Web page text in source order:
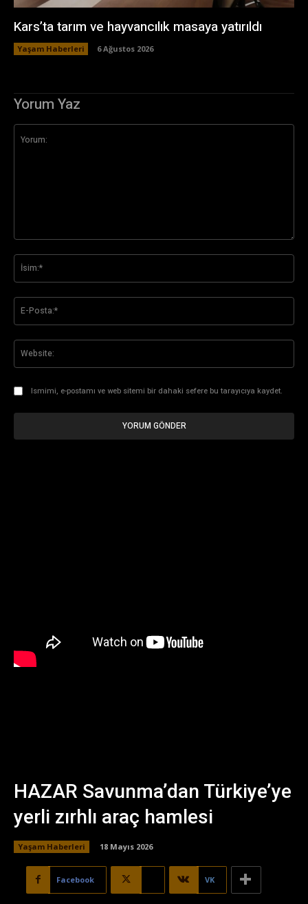
Kars’ta tarım ve hayvancılık masaya yatırıldı
Yaşam Haberleri 6 Ağustos 2026
Yorum Yaz
Ismimi, e-postamı ve web sitemi bir dahaki sefere bu tarayıcıya kaydet.